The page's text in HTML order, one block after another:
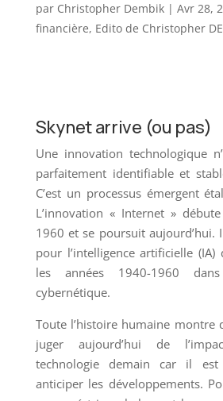
par Christopher Dembik| Avr 28,
financière, Edito de Christopher
Skynet arrive (ou pas)
Une innovation technologique
parfaitement identifiable et
C’est un processus émergent
L’innovation « Internet »
1960 et se poursuit aujourd’hui.
pour l’intelligence artificielle
les années 1940-1960
cybernétique.
Toute l’histoire humaine montre
juger aujourd’hui de
technologie demain car il est
anticiper les développements.